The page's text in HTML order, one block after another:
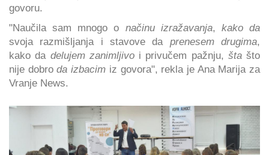
govoru.
"Naučila sam mnogo o načinu izražavanja, kako da
svoja razmišljanja i stavove da prenesem drugima,
kako da delujem zanimljivoi privučem pažnju, šta što
nije dobroda izbacim iz govora", rekla je Ana Marija za
Vranje News.